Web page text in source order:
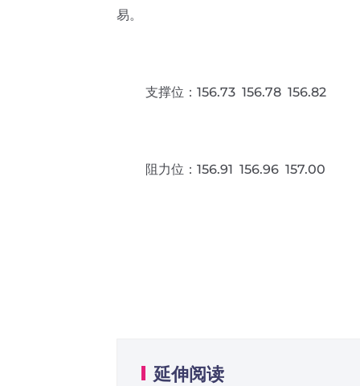
易。
支撑位：156.73 156.78 156.82
阻力位：156.91 156.96 157.00
延伸阅读